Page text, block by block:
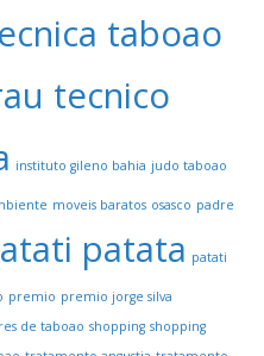
taboao
tecnico
instituto gileno bahia judo taboao
moveis baratos osasco padre
patata patati
premio premio jorge silva
de taboao shopping shopping